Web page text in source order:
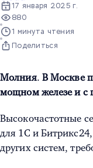
17 января 2025 г.
880
1 минута чтения
Поделиться
Молния. В Москве
мощном железе и с
Высокочастотные
для 1С и
других систем,